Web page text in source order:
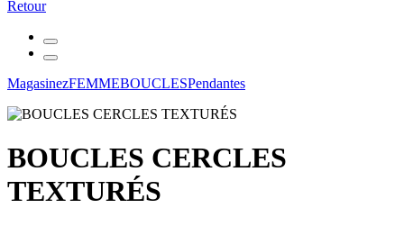
Retour
MagasinezFEMMEBOUCLESPendantes
BOUCLES CERCLES
TEXTURÉS